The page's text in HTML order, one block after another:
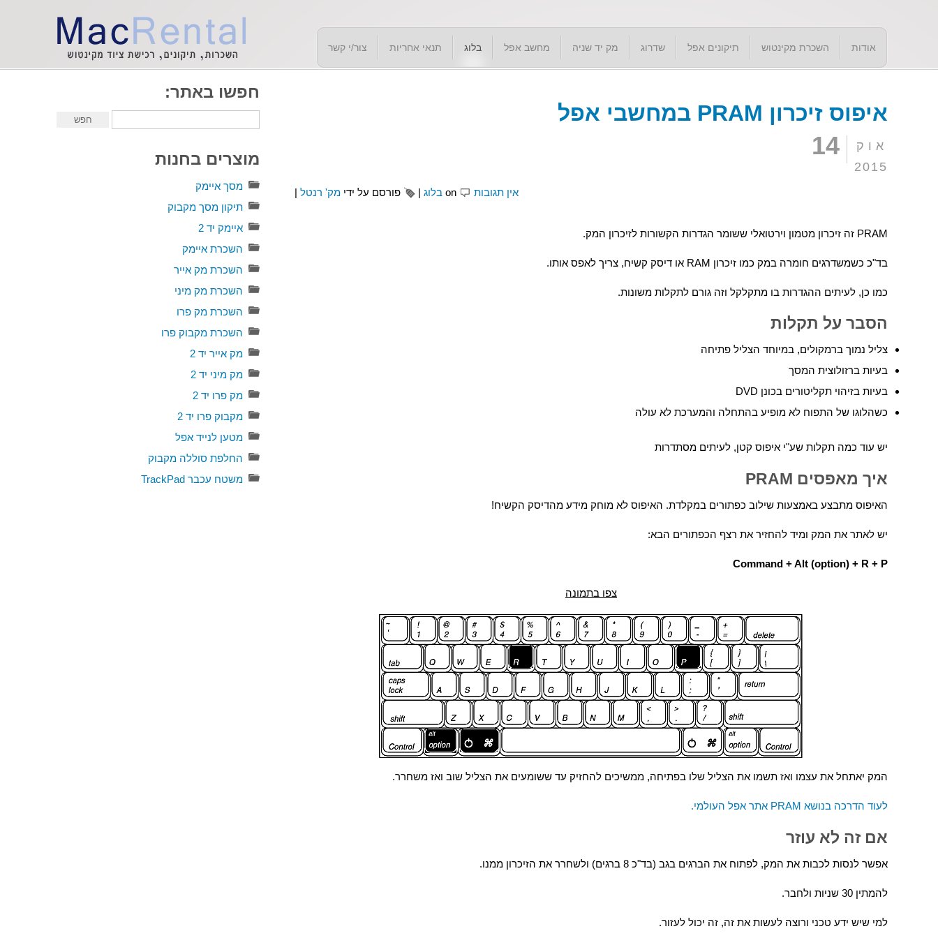
צור/י קשר תנאי אחריות בלוג מחשב אפל מק יד שניה שדרוג תיקונים אפל השכרת מקינטוש אודות
איפוס זיכרון PRAM במחשבי אפל
אוק
2015
14
פורסם על ידי מק' רנטל | on בלוג | אין תגובות
PRAM זה זיכרון מטמון וירטואלי ששומר הגדרות הקשורות לזיכרון המק.
בד"כ כשמשדרגים חומרה במק כמו זיכרון RAM או דיסק קשיח, צריך לאפס אותו.
כמו כן, לעיתים ההגדרות בו מתקלקל וזה גורם לתקלות משונות.
הסבר על תקלות
צליל נמוך ברמקולים, במיוחד הצליל פתיחה
בעיות ברזולוצית המסך
בעיות בזיהוי תקליטורים בכונן DVD
כשהלוגו של התפוח לא מופיע בהתחלה והמערכת לא עולה
יש עוד כמה תקלות שע"י איפוס קטן, לעיתים מסתדרות
איך מאפסים PRAM
האיפוס מתבצע באמצעות שילוב כפתורים במקלדת. האיפוס לא מוחק מידע מהדיסק הקשיח!
יש לאתר את המק ומיד להחזיר את רצף הכפתורים הבא:
Command + Alt (option) + R + P
צפו בתמונה
המק יאתחל את עצמו ואז תשמו את הצליל שלו בפתיחה, ממשיכים להחזיק עד ששומעים את הצליל שוב ואז משחרר.
לעוד הדרכה בנושא PRAM אתר אפל העולמי.
אם זה לא עוזר
אפשר לנסות לכבות את המק, לפתוח את הברגים בגב (בד"כ 8 ברגים) ולשחרר את הזיכרון ממנו.
להמתין 30 שניות ולחבר.
למי שיש ידע טכני ורוצה לעשות את זה, זה יכול לעזור.
חפשו באתר:
מוצרים בחנות
מסך איימק
תיקון מסך מקבוק
איימק יד 2
השכרת איימק
השכרת מק אייר
השכרת מק מיני
השכרת מק פרו
השכרת מקבוק פרו
מק אייר יד 2
מק מיני יד 2
מק פרו יד 2
מקבוק פרו יד 2
מטען לנייד אפל
החלפת סוללה מקבוק
משטח עכבר TrackPad